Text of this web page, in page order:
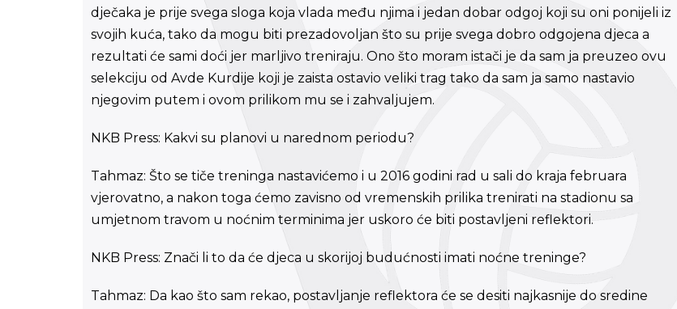
dječaka je prije svega sloga koja vlada među njima i jedan dobar odgoj koji su oni ponijeli iz
svojih kuća, tako da mogu biti prezadovoljan što su prije svega dobro odgojena djeca a
rezultati će sami doći jer marljivo treniraju. Ono što moram istači je da sam ja preuzeo ovu
selekciju od Avde Kurdije koji je zaista ostavio veliki trag tako da sam ja samo nastavio
njegovim putem i ovom prilikom mu se i zahvaljujem.
NKB Press: Kakvi su planovi u narednom periodu?
Tahmaz: Što se tiče treninga nastavićemo i u 2016 godini rad u sali do kraja februara
vjerovatno, a nakon toga ćemo zavisno od vremenskih prilika trenirati na stadionu sa
umjetnom travom u noćnim terminima jer uskoro će biti postavljeni reflektori.
NKB Press: Znači li to da će djeca u skorijoj budućnosti imati noćne treninge?
Tahmaz: Da kao što sam rekao, postavljanje reflektora će se desiti najkasnije do sredine